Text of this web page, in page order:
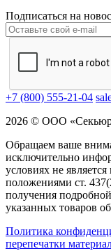
Подписаться на
+7 (800) 555-21-04
2026 © ООО
Обращаем ваше
исключительно
условиях не
положениями ст.
получения
указанных товаров
Политика
перепечатки